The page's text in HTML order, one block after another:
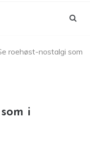
roehøst-nostalgi som
i